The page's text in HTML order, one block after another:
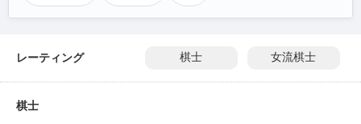
レーティング 棋士 女流棋士
棋士